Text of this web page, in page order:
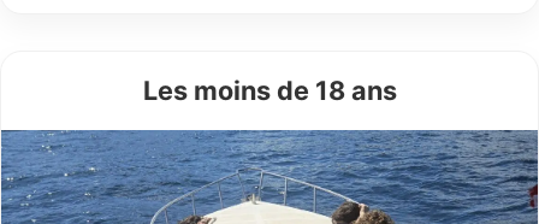
Les moins de 18 ans